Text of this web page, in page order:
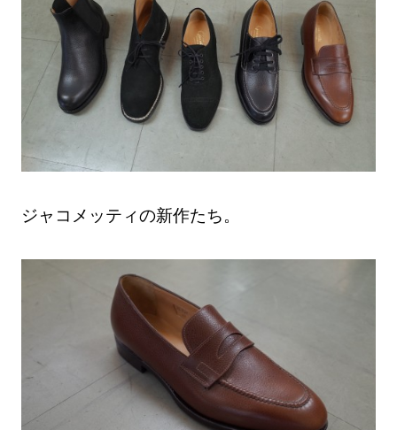
ジャコメッティの新作たち。